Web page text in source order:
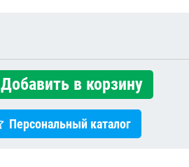
Добавить в корзину
Персональный каталог